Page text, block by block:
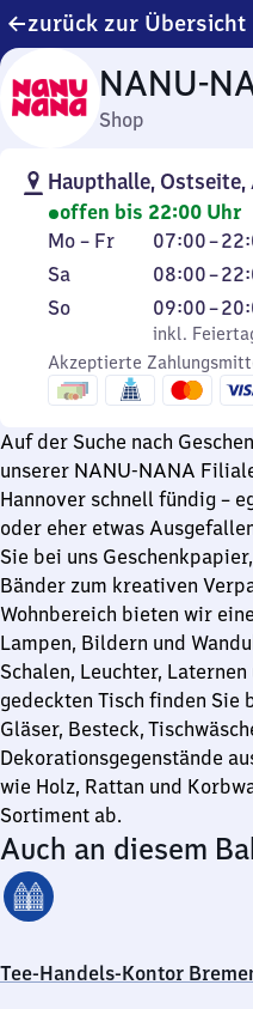
zurück zur Übersicht
NANU-
Shop
Haupthalle, Ostseite,
offen bis 22:00 Uhr
Montag
bis
Freitag
Mo – Fr 07:00–
Von
7
Uhr
bis
22
Uhr
Samstag
Sa 08:00–
Von
8
Uhr
bis
22
Sonntag
So,
inkl. Feiertage
09:00–
Von
9
Uhr
bis
Uhr
inkl.
Akzeptierte
Auf der Suche nach
unserer NANU-NANA
Hannover schnell fündig –
oder eher etwas
Sie bei uns
Bänder zum kreativen
Wohnbereich bieten wir
Lampen, Bildern und
Schalen, Leuchter,
gedeckten Tisch finden Sie
Gläser, Besteck,
Dekorationsgegenstände
wie Holz, Rattan und
Sortiment ab.
Auch an diesem
Tee-Handels-Kontor